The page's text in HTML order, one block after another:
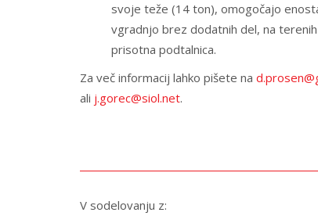
svoje teže (14 ton), omogočajo
vgradnjo brez dodatnih del, na
prisotna podtalnica.
Za več informacij lahko pišete na
ali j.gorec@siol.net.
V sodelovanju z: